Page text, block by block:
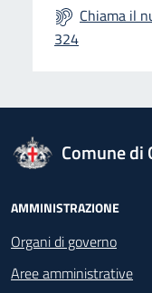
Chiama il
324
logo Unione Europea
Comune di
Footer -
AMMINISTRAZIONE
Organi di governo
Aree amministrative